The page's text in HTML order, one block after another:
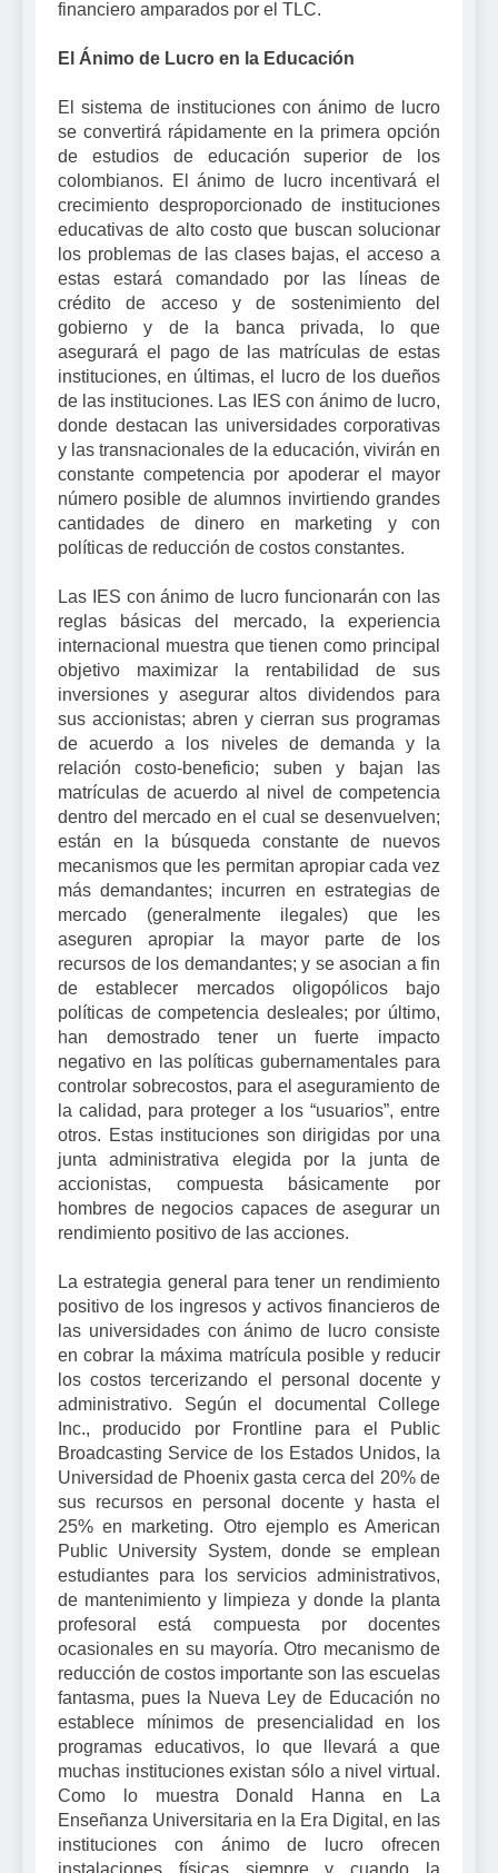
financiero amparados por el TLC.
El Ánimo de Lucro en la Educación
El sistema de instituciones con ánimo de lucro
se convertirá rápidamente en la primera opción
de estudios de educación superior de los
colombianos. El ánimo de lucro incentivará el
crecimiento desproporcionado de instituciones
educativas de alto costo que buscan solucionar
los problemas de las clases bajas, el acceso a
estas estará comandado por las líneas de
crédito de acceso y de sostenimiento del
gobierno y de la banca privada, lo que
asegurará el pago de las matrículas de estas
instituciones, en últimas, el lucro de los dueños
de las instituciones. Las IES con ánimo de lucro,
donde destacan las universidades corporativas
y las transnacionales de la educación, vivirán en
constante competencia por apoderar el mayor
número posible de alumnos invirtiendo grandes
cantidades de dinero en marketing y con
políticas de reducción de costos constantes.
Las IES con ánimo de lucro funcionarán con las
reglas básicas del mercado, la experiencia
internacional muestra que tienen como principal
objetivo maximizar la rentabilidad de sus
inversiones y asegurar altos dividendos para
sus accionistas; abren y cierran sus programas
de acuerdo a los niveles de demanda y la
relación costo-beneficio; suben y bajan las
matrículas de acuerdo al nivel de competencia
dentro del mercado en el cual se desenvuelven;
están en la búsqueda constante de nuevos
mecanismos que les permitan apropiar cada vez
más demandantes; incurren en estrategias de
mercado (generalmente ilegales) que les
aseguren apropiar la mayor parte de los
recursos de los demandantes; y se asocian a fin
de establecer mercados oligopólicos bajo
políticas de competencia desleales; por último,
han demostrado tener un fuerte impacto
negativo en las políticas gubernamentales para
controlar sobrecostos, para el aseguramiento de
la calidad, para proteger a los “usuarios”, entre
otros. Estas instituciones son dirigidas por una
junta administrativa elegida por la junta de
accionistas, compuesta básicamente por
hombres de negocios capaces de asegurar un
rendimiento positivo de las acciones.
La estrategia general para tener un rendimiento
positivo de los ingresos y activos financieros de
las universidades con ánimo de lucro consiste
en cobrar la máxima matrícula posible y reducir
los costos tercerizando el personal docente y
administrativo. Según el documental College
Inc., producido por Frontline para el Public
Broadcasting Service de los Estados Unidos, la
Universidad de Phoenix gasta cerca del 20% de
sus recursos en personal docente y hasta el
25% en marketing. Otro ejemplo es American
Public University System, donde se emplean
estudiantes para los servicios administrativos,
de mantenimiento y limpieza y donde la planta
profesoral está compuesta por docentes
ocasionales en su mayoría. Otro mecanismo de
reducción de costos importante son las escuelas
fantasma, pues la Nueva Ley de Educación no
establece mínimos de presencialidad en los
programas educativos, lo que llevará a que
muchas instituciones existan sólo a nivel virtual.
Como lo muestra Donald Hanna en La
Enseñanza Universitaria en la Era Digital, en las
instituciones con ánimo de lucro ofrecen
instalaciones físicas siempre y cuando la